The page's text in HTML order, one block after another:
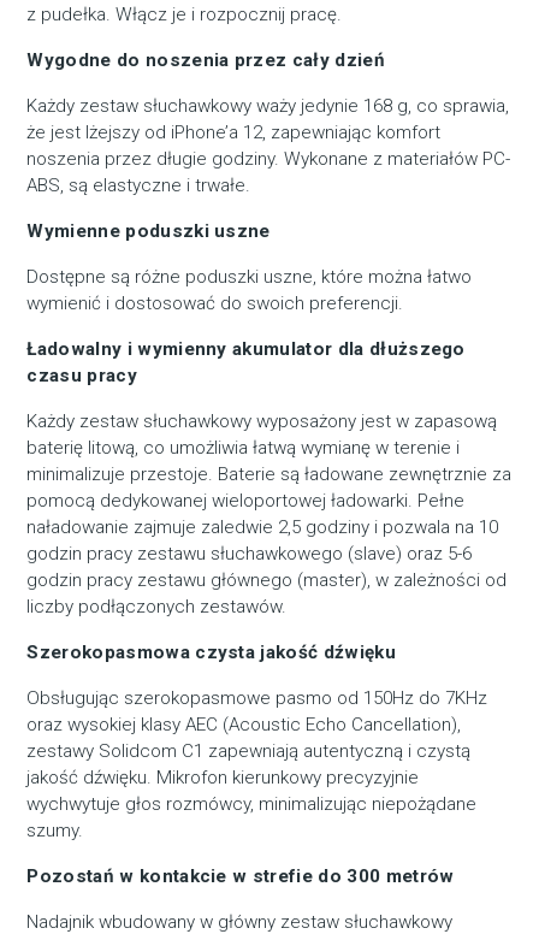
z pudełka. Włącz je i rozpocznij pracę.
Wygodne do noszenia przez cały dzień
Każdy zestaw słuchawkowy waży jedynie 168 g, co sprawia,
że jest lżejszy od iPhone’a 12, zapewniając komfort
noszenia przez długie godziny. Wykonane z materiałów PC-
ABS, są elastyczne i trwałe.
Wymienne poduszki uszne
Dostępne są różne poduszki uszne, które można łatwo
wymienić i dostosować do swoich preferencji.
Ładowalny i wymienny akumulator dla dłuższego
czasu pracy
Każdy zestaw słuchawkowy wyposażony jest w zapasową
baterię litową, co umożliwia łatwą wymianę w terenie i
minimalizuje przestoje. Baterie są ładowane zewnętrznie za
pomocą dedykowanej wieloportowej ładowarki. Pełne
naładowanie zajmuje zaledwie 2,5 godziny i pozwala na 10
godzin pracy zestawu słuchawkowego (slave) oraz 5-6
godzin pracy zestawu głównego (master), w zależności od
liczby podłączonych zestawów.
Szerokopasmowa czysta jakość dźwięku
Obsługując szerokopasmowe pasmo od 150Hz do 7KHz
oraz wysokiej klasy AEC (Acoustic Echo Cancellation),
zestawy Solidcom C1 zapewniają autentyczną i czystą
jakość dźwięku. Mikrofon kierunkowy precyzyjnie
wychwytuje głos rozmówcy, minimalizując niepożądane
szumy.
Pozostań w kontakcie w strefie do 300 metrów
Nadajnik wbudowany w główny zestaw słuchawkowy